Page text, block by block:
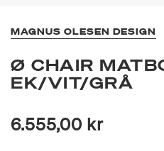
MAGNUS OLESEN DESIGN
Ø CHAIR
EK/VIT/GRÅ
6.555,00 kr